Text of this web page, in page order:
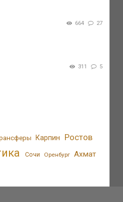
664 27
311 5
Карпин Ростов
Сочи Оренбург Ахмат